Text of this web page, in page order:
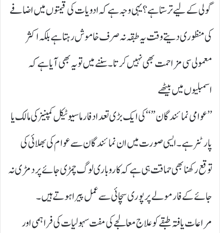
گولی کے لیے ترستا ہے؟ یہی وجہ ہے کہ ادویات کی قیمتوں میں اضافے
کی منظوری دیتے وقت یہ طبقہ نہ صرف خاموش رہتا ہے بلکہ اکثر
معمولی سی مزاحمت بھی نہیں کرتا۔ سننے میں تو یہ بھی آیا ہے کہ
اسمبلیوں میں بیٹھے
’’ عوامی نمائندگان”‘‘کی ایک بڑی تعداد فارما سیوٹیکل کمپنیز کی مالک یا
پارٹنر ہے۔ ایسی صورت میں ان نمائندگان سے عوام کی بھلائی کی
توقع رکھنا بھی حماقت ہی ہے کہ کاروباری لوگ چمڑی جائے پر دمڑی نہ
جائے کے فارمولے پر پوری سچائی سے عمل پیرا ہوتے ہیں۔
مراعات یافتہ طبقے کو علاج معالجے کی مفت سہولیات کی فراہمی اور